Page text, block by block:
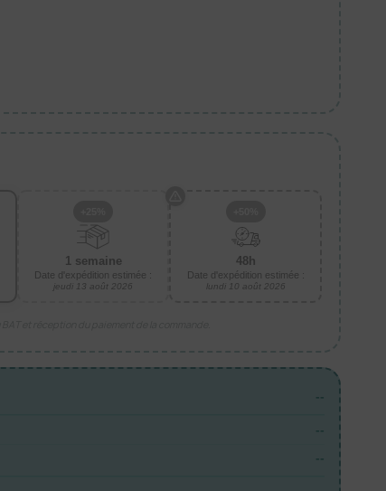
1 semaine
Date d'expédition estimée :
jeudi 13 août 2026
48h
Date d'expédition estimée :
lundi 10 août 2026
--
--
--